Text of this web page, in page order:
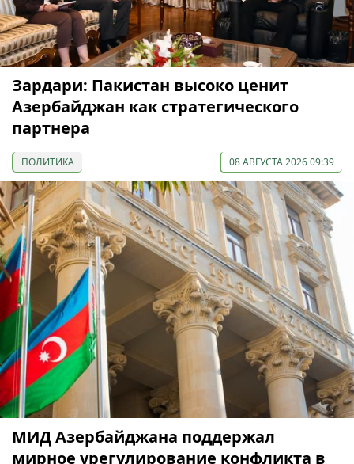
Зардари: Пакистан высоко ценит
Азербайджан как стратегического
партнера
ПОЛИТИКА 08 АВГУСТА 2026 09:39
МИД Азербайджана поддержал
мирное урегулирование конфликта в